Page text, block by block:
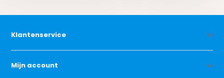
Klantenservice
Mijn account